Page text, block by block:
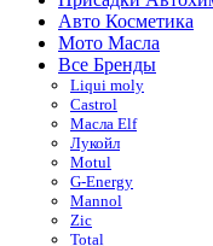
Авто Косметика
Мото Масла
Все Бренды
Liqui moly
Castrol
Масла Elf
Лукойл
Motul
G-Energy
Mannol
Zic
Total